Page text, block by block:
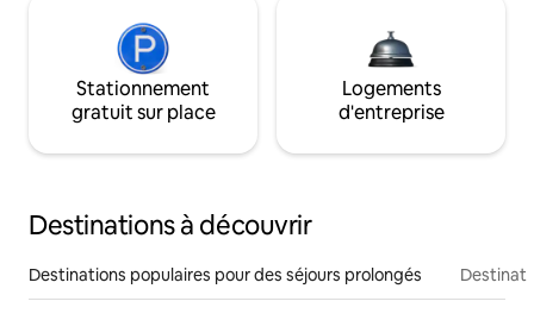
Stationnement
gratuit sur place
Logements
d'entreprise
Destinations à découvrir
Destinations populaires pour des séjours prolongés